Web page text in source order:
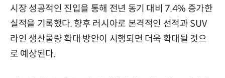
시장 성공적인 진입을 통해 전년 동기 대비 7.4% 증가한
실적을 기록했다. 향후 러시아로 본격적인 선적과 SUV
라인 생산물량 확대 방안이 시행되면 더욱 확대될 것으
로 예상된다.